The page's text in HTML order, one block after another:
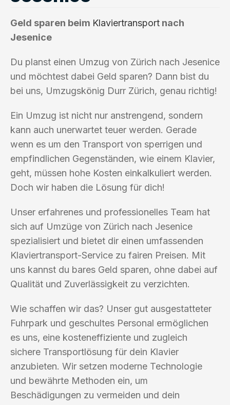
Geld sparen beim Klaviertransport nach
Jesenice
Du planst einen Umzug von Zürich nach Jesenice
und möchtest dabei Geld sparen? Dann bist du
bei uns, Umzugskönig Durr Zürich, genau richtig!
Ein Umzug ist nicht nur anstrengend, sondern
kann auch unerwartet teuer werden. Gerade
wenn es um den Transport von sperrigen und
empfindlichen Gegenständen, wie einem Klavier,
geht, müssen hohe Kosten einkalkuliert werden.
Doch wir haben die Lösung für dich!
Unser erfahrenes und professionelles Team hat
sich auf Umzüge von Zürich nach Jesenice
spezialisiert und bietet dir einen umfassenden
Klaviertransport-Service zu fairen Preisen. Mit
uns kannst du bares Geld sparen, ohne dabei auf
Qualität und Zuverlässigkeit zu verzichten.
Wie schaffen wir das? Unser gut ausgestatteter
Fuhrpark und geschultes Personal ermöglichen
es uns, eine kosteneffiziente und zugleich
sichere Transportlösung für dein Klavier
anzubieten. Wir setzen moderne Technologie
und bewährte Methoden ein, um
Beschädigungen zu vermeiden und dein